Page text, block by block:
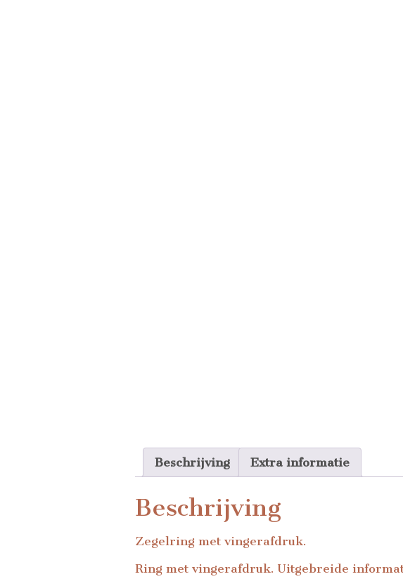
Beschrijving Extra informatie
Beschrijving
Zegelring met vingerafdruk.
Ring met vingerafdruk. Uitgebreide